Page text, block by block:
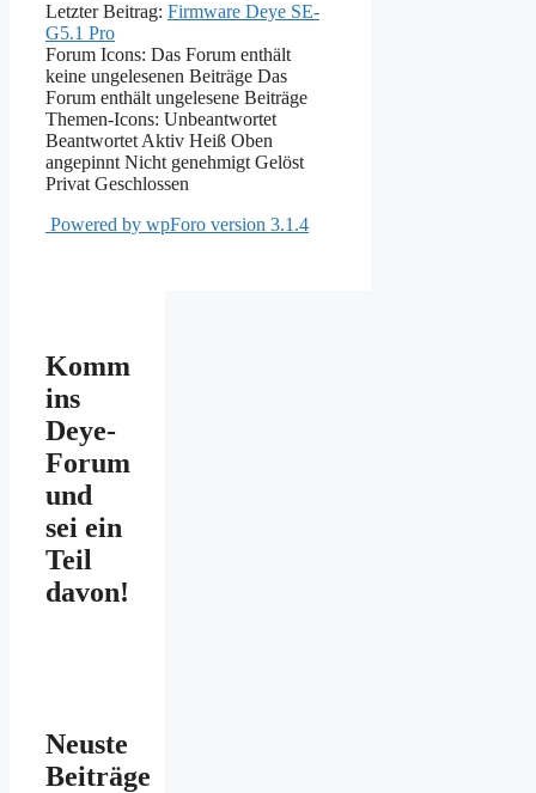
Letzter Beitrag: Firmware Deye SE-
G5.1 Pro
Forum Icons: Das Forum enthält
keine ungelesenen Beiträge Das
Forum enthält ungelesene Beiträge
Themen-Icons: Unbeantwortet
Beantwortet Aktiv Heiß Oben
angepinnt Nicht genehmigt Gelöst
Privat Geschlossen
Powered by wpForo version 3.1.4
Komm
ins
Deye-
Forum
und
sei ein
Teil
davon!
Neuste
Beiträge